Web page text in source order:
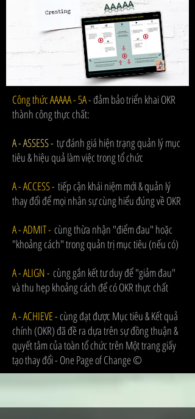
AAAAA
Công thức AAAAA - 5A- đảm bảo triển khai OKR
thành công thực chất:
A - ASSESS - tự đánh giá hiện trạng quản lý mục
tiêu & hiệu quả làm việc trong tổ chức
A - ACCESS - tiếp cận khái niệm mới & quản lý
thay đổi để mọi nhân sự cùng hiểu đúng về OKR
A - ADMIT - cùng thừa nhận "điểm đau" hoặc
"khoảng cách" trong quản trị mục tiêu (nếu có)
A - ALIGN - cùng gắn kết tư duy để "giảm đau"
và thu hẹp khoảng cách để có OKR thực chất
A - ACHIEVE -cùng đạt được Mục tiêu & Kết quả
chính (OKR) đã đề ra dựa trên sự đồng thuận &
quyết tâm của toàn tổ chức trên Một trang giấy
tạo thay đổi - One Page of Change ©️